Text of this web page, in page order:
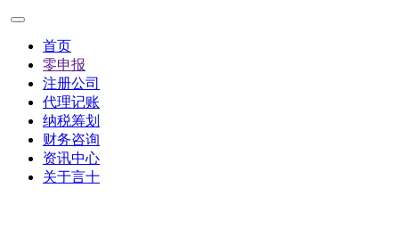
首页
零申报
注册公司
代理记账
纳税筹划
财务咨询
资讯中心
关于言十